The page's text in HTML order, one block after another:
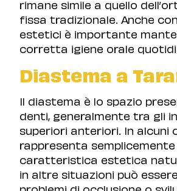
rimane simile a quello
fissa tradizionale. Anche
estetici è importante
corretta igiene orale
Diastema a
Il diastema è lo spazio
denti, generalmente tra gli
superiori anteriori. In alcuni
rappresenta semplicemente
caratteristica estetica
in altre situazioni può